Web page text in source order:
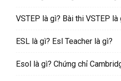
VSTEP là gì? Bài thi VSTEP là
ESL là gì? Esl Teacher là gì?
Esol là gì? Chứng chỉ